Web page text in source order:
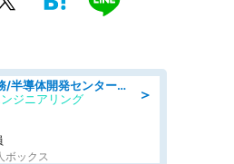
＞
一般事務・OA事務/半導体開発センター内で事務&軽作業スタッフ、募集
ジニアリング
ボックス